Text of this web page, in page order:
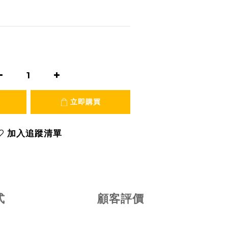
立即購買
加入追蹤清單
顧客評價